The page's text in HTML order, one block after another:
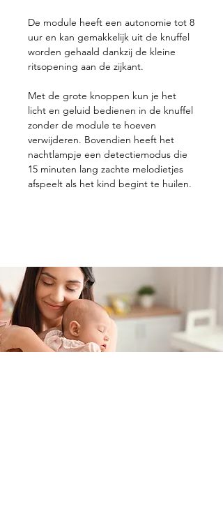
De module heeft een autonomie tot 8
uur en kan gemakkelijk uit de knuffel
worden gehaald dankzij de kleine
ritsopening aan de zijkant.
Met de grote knoppen kun je het
licht en geluid bedienen in de knuffel
zonder de module te hoeven
verwijderen. Bovendien heeft het
nachtlampje een detectiemodus die
15 minuten lang zachte melodietjes
afspeelt als het kind begint te huilen.